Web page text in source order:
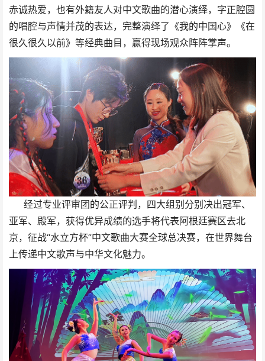
赤诚热爱，也有外籍友人对中文歌曲的潜心演绎，字正腔圆
的唱腔与声情并茂的表达，完整演绎了《我的中国心》《在
很久很久以前》等经典曲目，赢得现场观众阵阵掌声。
经过专业评审团的公正评判，四大组别分别决出冠军、
亚军、殿军，获得优异成绩的选手将代表阿根廷赛区去北
京，征战“水立方杯”中文歌曲大赛全球总决赛，在世界舞台
上传递中文歌声与中华文化魅力。